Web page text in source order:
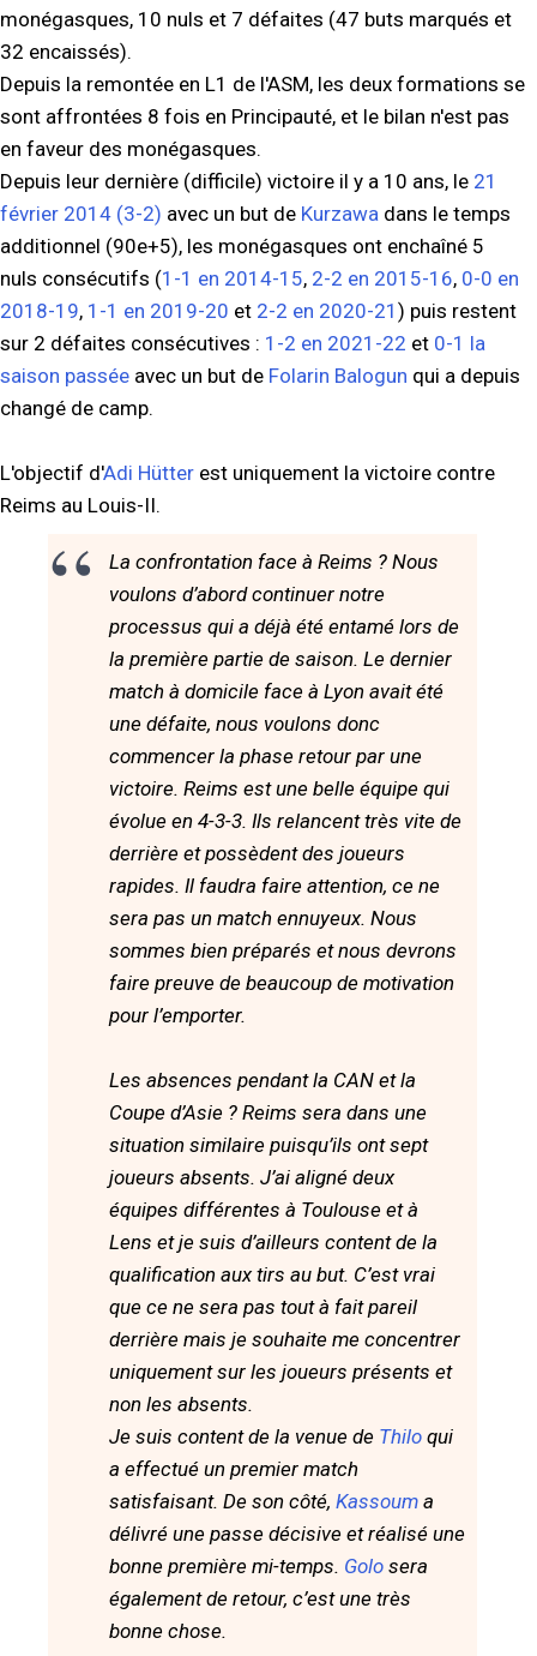
monégasques, 10 nuls et 7 défaites (47 buts marqués et
32 encaissés).
Depuis la remontée en L1 de l'ASM, les deux formations se
sont affrontées 8 fois en Principauté, et le bilan n'est pas
en faveur des monégasques.
Depuis leur dernière (difficile) victoire il y a 10 ans, le 21
février 2014 (3-2) avec un but de Kurzawa dans le temps
additionnel (90e+5), les monégasques ont enchaîné 5
nuls consécutifs (1-1 en 2014-15, 2-2 en 2015-16, 0-0 en
2018-19, 1-1 en 2019-20 et 2-2 en 2020-21 ) puis restent
sur 2 défaites consécutives : 1-2 en 2021-22 et 0-1 la
saison passée avec un but de Folarin Balogun qui a depuis
changé de camp.
L'objectif d'Adi Hütter est uniquement la victoire contre
Reims au Louis-II.
La confrontation face à Reims ? Nous
voulons d’abord continuer notre
processus qui a déjà été entamé lors de
la première partie de saison. Le dernier
match à domicile face à Lyon avait été
une défaite, nous voulons donc
commencer la phase retour par une
victoire. Reims est une belle équipe qui
évolue en 4-3-3. Ils relancent très vite de
derrière et possèdent des joueurs
rapides. Il faudra faire attention, ce ne
sera pas un match ennuyeux. Nous
sommes bien préparés et nous devrons
faire preuve de beaucoup de motivation
pour l’emporter.
Les absences pendant la CAN et la
Coupe d’Asie ? Reims sera dans une
situation similaire puisqu’ils ont sept
joueurs absents. J’ai aligné deux
équipes différentes à Toulouse et à
Lens et je suis d’ailleurs content de la
qualification aux tirs au but. C’est vrai
que ce ne sera pas tout à fait pareil
derrière mais je souhaite me concentrer
uniquement sur les joueurs présents et
non les absents.
Je suis content de la venue de Thilo qui
a effectué un premier match
satisfaisant. De son côté, Kassoum a
délivré une passe décisive et réalisé une
bonne première mi-temps. Golo sera
également de retour, c’est une très
bonne chose.